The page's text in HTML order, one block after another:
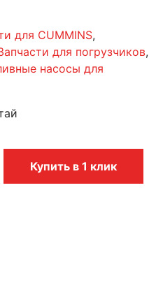
для CUMMINS,
для погрузчиков,
насосы для
Купить в 1 клик